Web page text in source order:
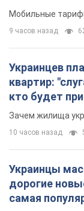
Мобильные
9 часов назад
Украинцев
квартир:
кто будет
сносе домов
Зачем жилища
10 часов назад
Украинцы
дорогие
самая